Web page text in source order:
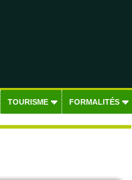
TOURISME FORMALITÉS